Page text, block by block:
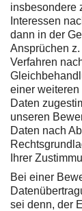
insbesondere
Interessen
dann in der
Ansprüchen
Verfahren
einer
Daten
unseren
Daten nach
Ihrer
Bei einer
sei denn, der